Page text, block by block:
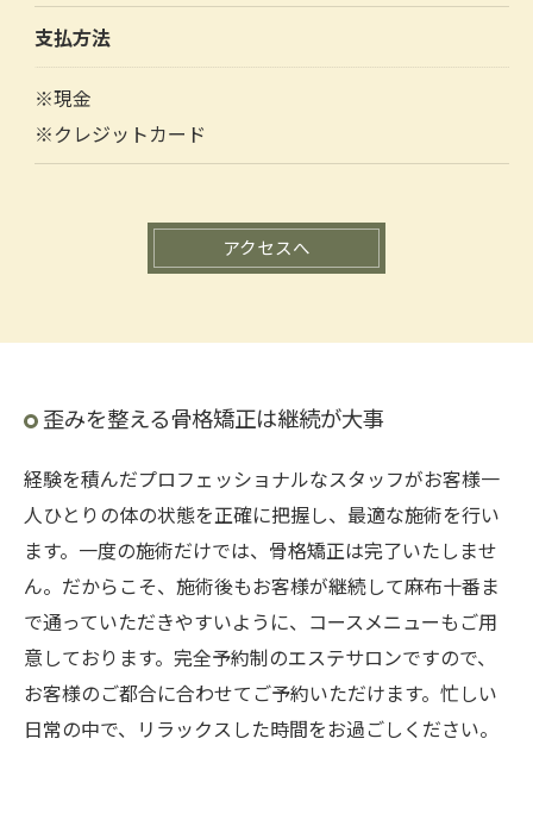
支払方法
※現金
※クレジットカード
アクセスへ
歪みを整える骨格矯正は継続が大事
経験を積んだプロフェッショナルなスタッフがお客様一
人ひとりの体の状態を正確に把握し、最適な施術を行い
ます。一度の施術だけでは、骨格矯正は完了いたしませ
ん。だからこそ、施術後もお客様が継続して麻布十番ま
で通っていただきやすいように、コースメニューもご用
意しております。完全予約制のエステサロンですので、
お客様のご都合に合わせてご予約いただけます。忙しい
日常の中で、リラックスした時間をお過ごしください。